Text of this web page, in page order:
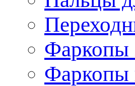
Фаркопы
Фаркопы